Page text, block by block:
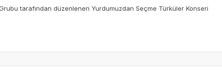
tarafından düzenlenen Yurdumuzdan Seçme Türküler Konseri